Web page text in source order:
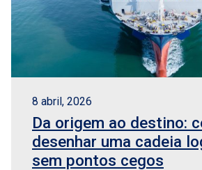
8 abril, 2026
Da origem ao destino:
desenhar uma cadeia
sem pontos cegos